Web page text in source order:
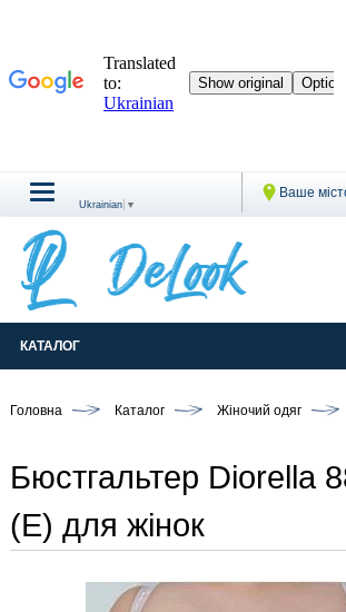
Ваше
Ukrainian ▼
КАТАЛОГ
Головна Каталог Жіночий одяг
Бюстгальтер Diorella
(E) для жінок